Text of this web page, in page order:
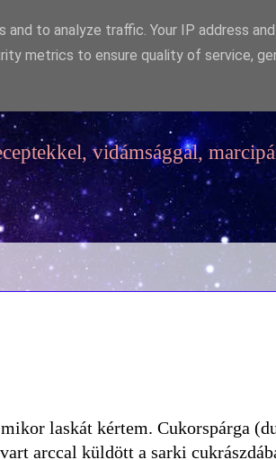
vidámsággal,
laskát kértem. Cukorspárga
arccal küldött a sarki
to analyze traffic. Your IP address
metrics to ensure quality of service,